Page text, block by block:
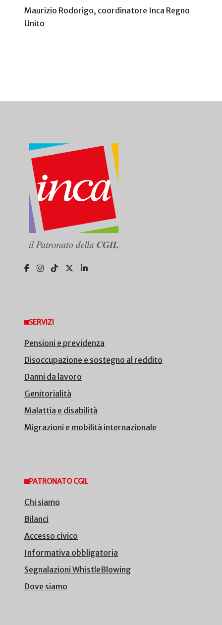
Maurizio Rodorigo, coordinatore Inca Regno
Unito
SERVIZI
Pensioni e previdenza
Disoccupazione e sostegno al reddito
Danni da lavoro
Genitorialità
Malattia e disabilità
Migrazioni e mobilità internazionale
PATRONATO CGIL
Chi siamo
Bilanci
Accesso civico
Informativa obbligatoria
Segnalazioni WhistleBlowing
Dove siamo